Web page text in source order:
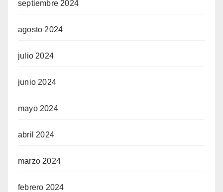
septiembre 2024
agosto 2024
julio 2024
junio 2024
mayo 2024
abril 2024
marzo 2024
febrero 2024